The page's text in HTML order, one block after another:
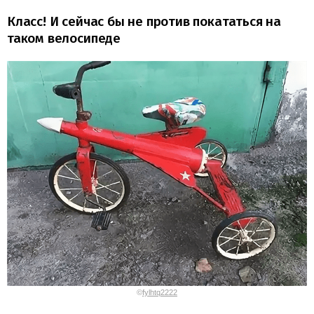
Класс! И сейчас бы не против покататься на
таком велосипеде
©fylhtq2222